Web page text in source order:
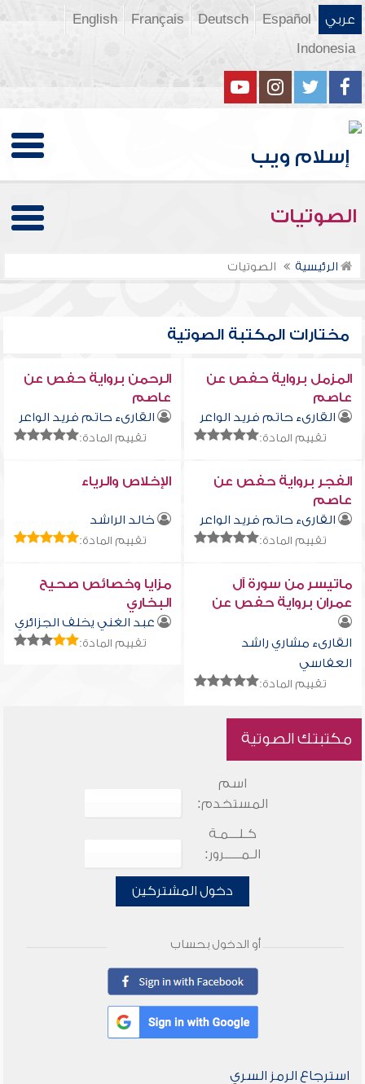
عربي Español
Deutsch
Français
English
Indonesia
الصوتيات
الرئيسية الصوتيات
مختارات المكتبة الصوتية
المزمل برواية حفص عن
عاصم
القارىء حاتم فريد الواعر
تقييم المادة:
الرحمن برواية حفص عن
عاصم
القارىء حاتم فريد الواعر
تقييم المادة:
الفجر برواية حفص عن
عاصم
القارىء حاتم فريد الواعر
تقييم المادة:
الإخلاص والرياء
خالد الراشد
تقييم المادة:
ماتيسر من سورة آل
عمران برواية حفص عن
عاصم
القارىء مشاري راشد
العفاسي
تقييم المادة:
مزايا وخصائص صحيح
البخاري
عبد الغني يخلف الجزائري
تقييم المادة:
مكتبتك الصوتية
اسم
المستخدم:
كـلـــمـة
الـمـــــرور:
دخول المشتركين
أو الدخول بحساب
استرجاع الرمز السري